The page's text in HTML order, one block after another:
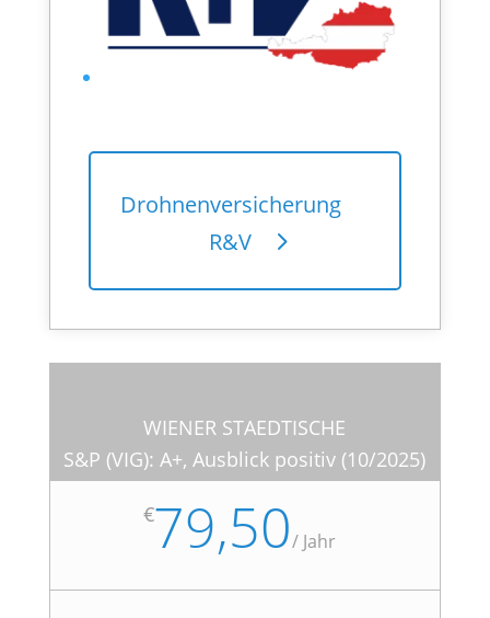
Drohnenversicherung
R&V
WIENER STAEDTISCHE
S&P (VIG): A+, Ausblick positiv (10/2025)
€79,50/ Jahr